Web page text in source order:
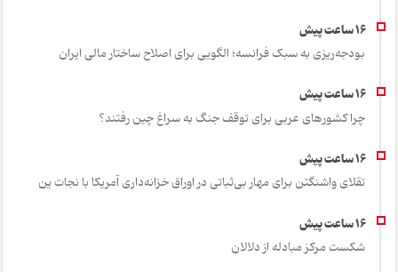
بودجه‌ریزی به سبک فرانسه؛ الگویی برای اصلاح ساختار مالی ایران
چرا کشورهای عربی برای توقف جنگ به سراغ چین رفتند؟
تقلای واشنگتن برای مهار بی‌ثباتی در اوراق خزانه‌داری آمریکا با نجات ین
شکست مرکز مبادله از دلالان